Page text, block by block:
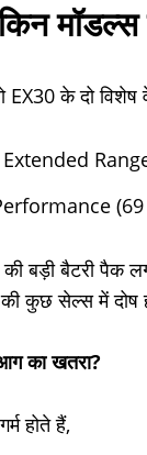
मॉडल्स
EX30 के दो विशेष
(69
बड़ी बैटरी पैक
कुछ सेल्स में दोष
का खतरा?
होते हैं,